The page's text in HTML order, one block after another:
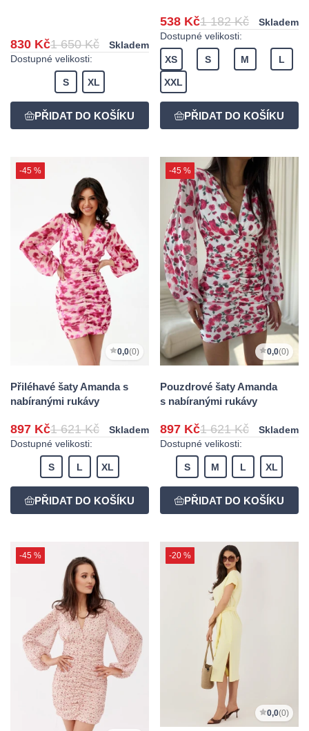
830 Kč1 650 Kč
Skladem
Dostupné velikosti:
S XL
538 Kč1 182 Kč
Skladem
Dostupné velikosti:
XS S M L
XXL
-45 %
0,0(0)
Přiléhavé šaty Amanda s
nabíranými rukávy
897 Kč1 621 Kč
Skladem
Dostupné velikosti:
S L XL
-45 %
0,0(0)
Pouzdrové šaty Amanda
s nabíranými rukávy
897 Kč1 621 Kč
Skladem
Dostupné velikosti:
S M L XL
-45 % -20 %
0,0(0)